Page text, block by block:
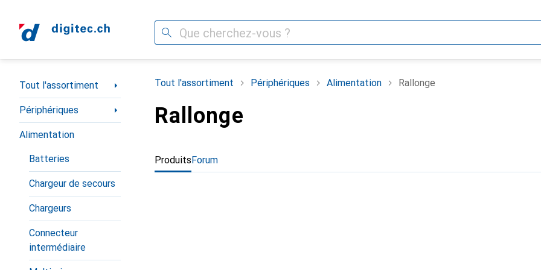
Recherche
Navigation par catégorie
Tout l'assortiment
Périphériques
Alimentation
Batteries
Chargeur de secours
Chargeurs
Connecteur
intermédiaire
Tout l'assortiment Périphériques Alimentation Rallonge
Rallonge
ProduitsForum